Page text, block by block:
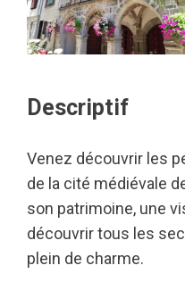
Descriptif
Venez découvrir les
de la cité médiévale
son patrimoine, une
découvrir tous les
plein de charme.